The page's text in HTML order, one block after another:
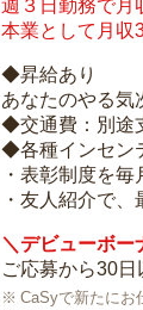
週３日勤務で月
本業として月収
◆昇給あり
あなたのやる気
◆交通費：別途
◆各種インセン
・表彰制度を
・友人紹介で
＼デビューボー
ご応募から30
CaSyで新たにお